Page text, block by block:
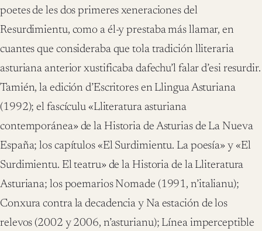
poetes de les dos primeres xeneraciones del
Resurdimientu, como a él-y prestaba más llamar, en
cuantes que consideraba que tola tradición lliteraria
asturiana anterior xustificaba dafechu’l falar d’esi resurdir.
Tamién, la edición d’Escritores en Llingua Asturiana
(1992); el fascículu «Lliteratura asturiana
contemporánea» de la Historia de Asturias de La Nueva
España; los capítulos «El Surdimientu. La poesía» y «El
Surdimientu. El teatru» de la Historia de la Lliteratura
Asturiana; los poemarios Nomade (1991, n’italianu);
Conxura contra la decadencia y Na estación de los
relevos (2002 y 2006, n’asturianu); Línea imperceptible